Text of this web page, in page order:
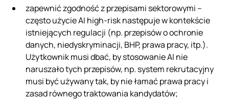
zapewnić zgodność z przepisami sektorowymi –
często użycie AI high-risk następuje w kontekście
istniejących regulacji (np. przepisów o ochronie
danych, niedyskryminacji, BHP, prawa pracy, itp.).
Użytkownik musi dbać, by stosowanie AI nie
naruszało tych przepisów, np. system rekrutacyjny
musi być używany tak, by nie łamać prawa pracy i
zasad równego traktowania kandydatów;